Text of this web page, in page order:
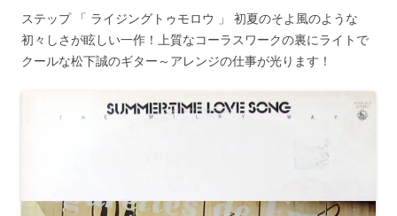
ステップ 「 ライジングトゥモロウ 」 初夏のそよ風のような
初々しさが眩しい一作！上質なコーラスワークの裏にライトで
クールな松下誠のギター～アレンジの仕事が光ります！